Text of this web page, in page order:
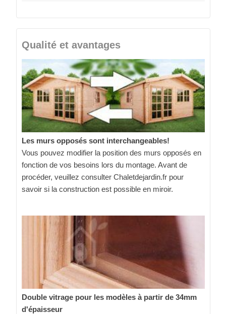
Qualité et avantages
Les murs opposés sont interchangeables!
Vous pouvez modifier la position des murs opposés en
fonction de vos besoins lors du montage. Avant de
procéder, veuillez consulter Chaletdejardin.fr pour
savoir si la construction est possible en miroir.
Double vitrage pour les modèles à partir de 34mm
d'épaisseur